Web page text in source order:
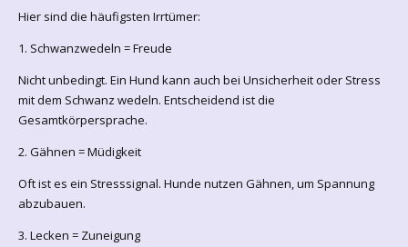
Hier sind die häufigsten Irrtümer:
1. Schwanzwedeln = Freude
Nicht unbedingt. Ein Hund kann auch bei Unsicherheit oder Stress
mit dem Schwanz wedeln. Entscheidend ist die
Gesamtkörpersprache.
2. Gähnen = Müdigkeit
Oft ist es ein Stresssignal. Hunde nutzen Gähnen, um Spannung
abzubauen.
3. Lecken = Zuneigung